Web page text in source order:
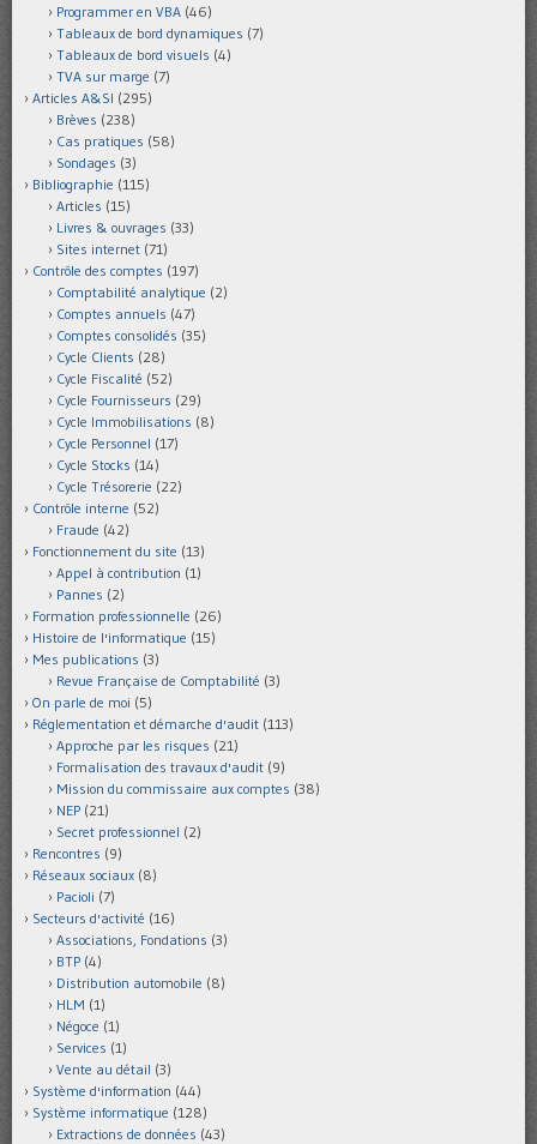
Programmer en VBA (46)
Tableaux de bord dynamiques (7)
Tableaux de bord visuels (4)
TVA sur marge (7)
Articles A&SI (295)
Brèves (238)
Cas pratiques (58)
Sondages (3)
Bibliographie (115)
Articles (15)
Livres & ouvrages (33)
Sites internet (71)
Contrôle des comptes (197)
Comptabilité analytique (2)
Comptes annuels (47)
Comptes consolidés (35)
Cycle Clients (28)
Cycle Fiscalité (52)
Cycle Fournisseurs (29)
Cycle Immobilisations (8)
Cycle Personnel (17)
Cycle Stocks (14)
Cycle Trésorerie (22)
Contrôle interne (52)
Fraude (42)
Fonctionnement du site (13)
Appel à contribution (1)
Pannes (2)
Formation professionnelle (26)
Histoire de l'informatique (15)
Mes publications (3)
Revue Française de Comptabilité (3)
On parle de moi (5)
Réglementation et démarche d'audit (113)
Approche par les risques (21)
Formalisation des travaux d'audit (9)
Mission du commissaire aux comptes (38)
NEP (21)
Secret professionnel (2)
Rencontres (9)
Réseaux sociaux (8)
Pacioli (7)
Secteurs d'activité (16)
Associations, Fondations (3)
BTP (4)
Distribution automobile (8)
HLM (1)
Négoce (1)
Services (1)
Vente au détail (3)
Système d'information (44)
Système informatique (128)
Extractions de données (43)